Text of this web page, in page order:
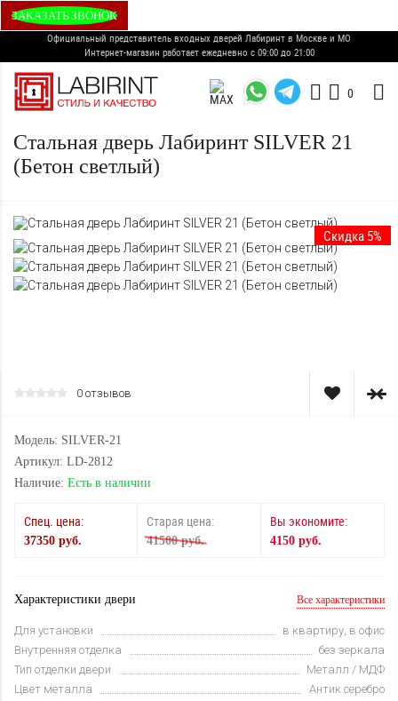
ЗАКАЗАТЬ ЗВОНОК
Официальный представитель входных дверей Лабиринт в Москве и МО
Интернет-магазин работает ежедневно с 09:00 до 21:00
0
Стальная дверь Лабиринт SILVER 21
(Бетон светлый)
Скидка 5%
0 отзывов
Модель: SILVER-21
Артикул: LD-2812
Наличие: Есть в наличии
Спец. цена:
37350 руб.
Старая цена:
41500 руб.
Вы экономите:
4150 руб.
Характеристики двери Все характеристики
Для установки
в квартиру, в офис
Внутренняя отделка
без зеркала
Тип отделки двери
Металл / МДФ
Цвет металла
Антик серебро